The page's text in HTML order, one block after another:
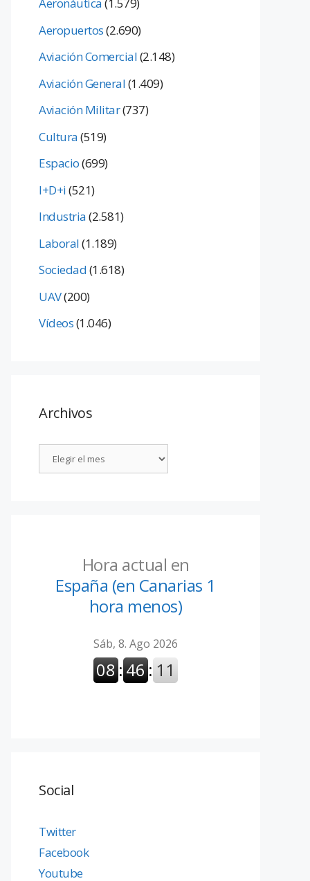
Aeronáutica(1.579)
Aeropuertos(2.690)
Aviación Comercial(2.148)
Aviación General(1.409)
Aviación Militar(737)
Cultura(519)
Espacio(699)
I+D+i(521)
Industria(2.581)
Laboral(1.189)
Sociedad(1.618)
UAV(200)
Vídeos(1.046)
Archivos
Hora actual en
España (en Canarias 1
hora menos)
Social
Twitter
Facebook
Youtube